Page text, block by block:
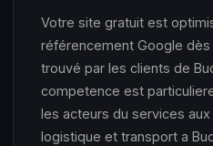
Votre site gratuit est
référencement Google
trouvé par les clients de
competence est
les acteurs du services
logistique et transport a